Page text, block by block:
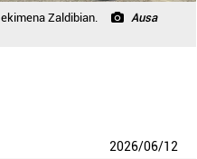
Zaldibian.
Ausa
2026/06/12